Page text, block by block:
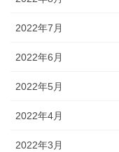
2022年7月
2022年6月
2022年5月
2022年4月
2022年3月